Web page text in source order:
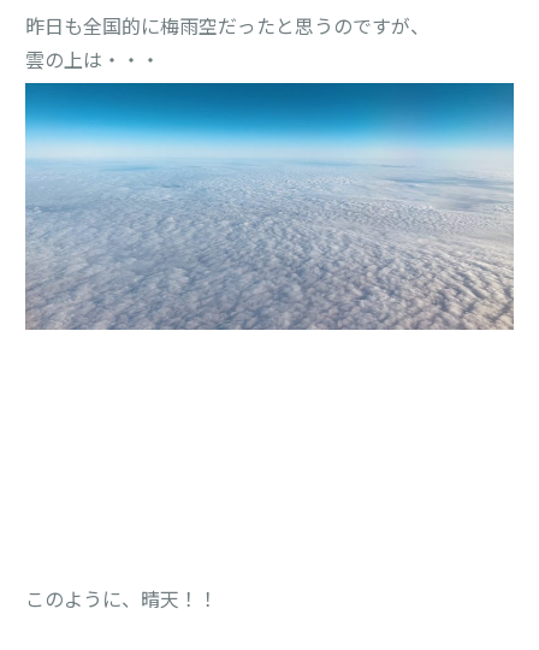
昨日も全国的に梅雨空だったと思うのですが、
このように、晴天！！